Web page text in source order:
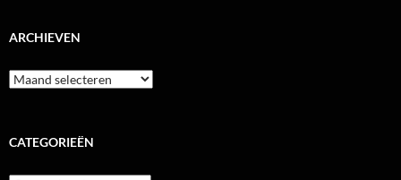
ARCHIEVEN
Archieven
CATEGORIEËN